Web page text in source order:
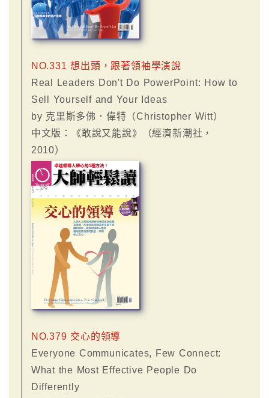
NO.331 想出頭，跟著領袖學演說
Real Leaders Don't Do PowerPoint: How to
Sell Yourself and Your Ideas
by 克里斯多佛．偉特（Christopher Witt）
中文版：《敢說又能說》（經濟新潮社，
2010）
NO.379 交心的領導
Everyone Communicates, Few Connect:
What the Most Effective People Do
Differently